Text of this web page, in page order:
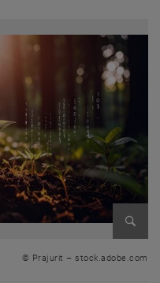
© Prajurit – stock.adobe.com